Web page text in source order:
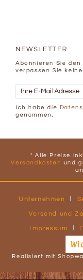
NEWSLETTER
Abonnieren Sie
verpassen Sie
Ich habe die
genommen.
* Alle Preise
Versandkosten und
Unternehmen
Versand und
Impressum
Realisiert mit